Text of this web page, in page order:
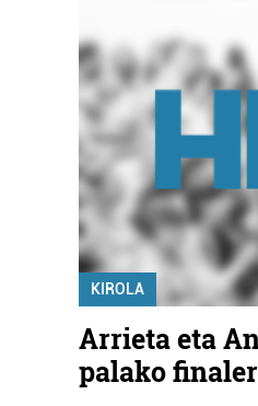
KIROLA
Arrieta eta
palako